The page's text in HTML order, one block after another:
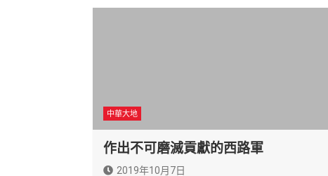
中華大地
作出不可磨滅貢獻的西路軍
2019年10月7日